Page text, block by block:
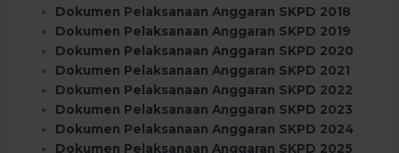
Dokumen Pelaksanaan Anggaran SKPD 2018
Dokumen Pelaksanaan Anggaran SKPD 2019
Dokumen Pelaksanaan Anggaran SKPD 2020
Dokumen Pelaksanaan Anggaran SKPD 2021
Dokumen Pelaksanaan Anggaran SKPD 2022
Dokumen Pelaksanaan Anggaran SKPD 2023
Dokumen Pelaksanaan Anggaran SKPD 2024
Dokumen Pelaksanaan Anggaran SKPD 2025